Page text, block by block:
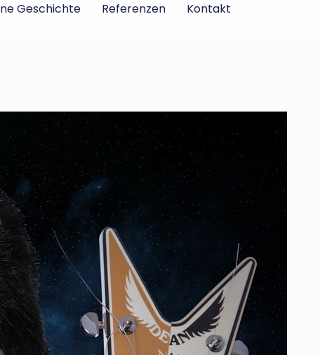
Geschichte Referenzen Kontakt